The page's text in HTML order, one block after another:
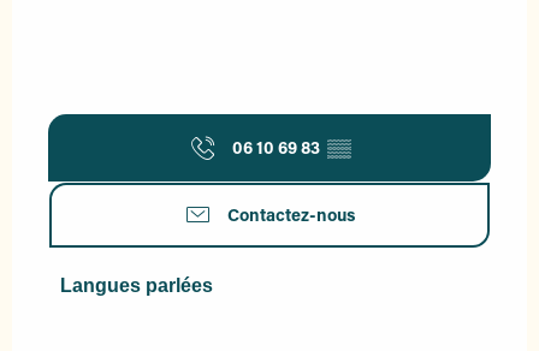
06 10 69 83 ▒▒
Contactez-nous
Langues parlées
Langues parlées